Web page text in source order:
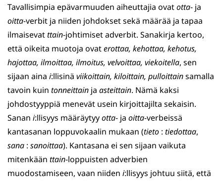
Tavallisimpia epävarmuuden aiheuttajia ovatotta- ja
oitta-verbit ja niiden johdokset sekä määrää ja tapaa
ilmaisevatttain-johtimiset adverbit. Sanakirja kertoo,
että oikeita muotoja ovaterottaa, kehottaa, kehotus,
hajottaa, ilmoittaa, ilmoitus, velvoittaa, viekoitella, sen
sijaan aina i:llisinä viikoittain, kiloittain, pulloittainsamalla
tavoin kuin tonneittain ja asteittain. Nämä kaksi
johdostyyppiä menevät usein kirjoittajilta sekaisin.
Sanan i:llisyys määräytyyotta- ja oitta-verbeissä
kantasanan loppuvokaalin mukaan (tieto : tiedottaa,
sana : sanoittaa). Kantasana ei sen sijaan vaikuta
mitenkään ttain-loppuisten adverbien
muodostamiseen, vaan niiden i:llisyys johtuu siitä, että